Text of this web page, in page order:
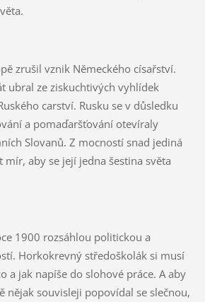
zrušil vznik Německého císařství.
ubral ze ziskuchtivých vyhlídek
carství. Rusku se v důsledku
a pomaďaršťování otevíraly
Slovanů. Z mocností snad jediná
mír, aby se její jedna šestina světa
1900 rozsáhlou politickou a
Horkokrevný středoškolák si musí
a jak napíše do slohové práce. A aby
nějak souvisleji popovídal se slečnou,